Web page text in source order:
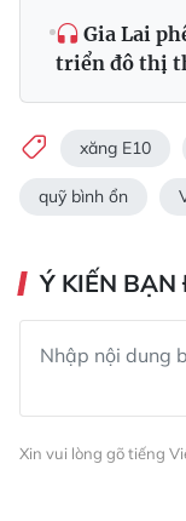
Gia Lai
triển đô thị
xăng E10
quỹ bình ổn
Ý KIẾN BẠN
Xin vui lòng gõ tiếng